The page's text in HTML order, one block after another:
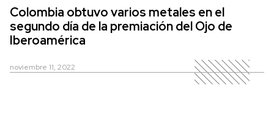
Colombia obtuvo varios metales en el
segundo día de la premiación del Ojo de
Iberoamérica
noviembre 11, 2022